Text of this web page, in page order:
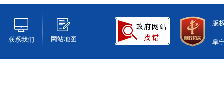
联系我们 网站地图
版
阜